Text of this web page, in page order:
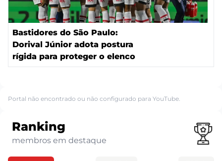
Bastidores do São Paulo:
Dorival Júnior adota postura
rígida para proteger o elenco
Portal não encontrado ou não configurado para YouTube.
Ranking
membros em destaque